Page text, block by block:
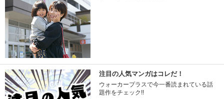
注目の人気マンガはコレだ！
ウォーカープラスで今一番読まれている話
題作をチェック!!